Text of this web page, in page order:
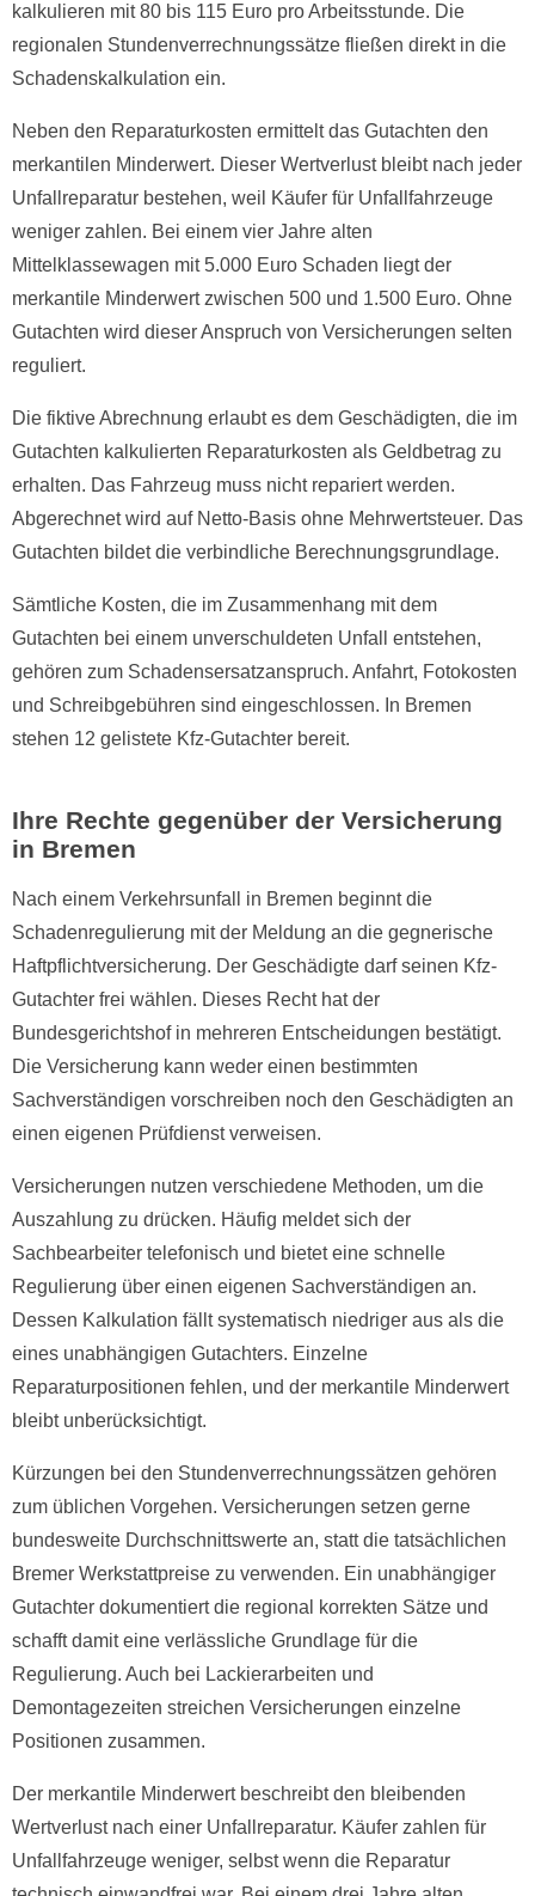
kalkulieren mit 80 bis 115 Euro pro Arbeitsstunde. Die
regionalen Stundenverrechnungssätze fließen direkt in die
Schadenskalkulation ein.
Neben den Reparaturkosten ermittelt das Gutachten den
merkantilen Minderwert. Dieser Wertverlust bleibt nach jeder
Unfallreparatur bestehen, weil Käufer für Unfallfahrzeuge
weniger zahlen. Bei einem vier Jahre alten
Mittelklassewagen mit 5.000 Euro Schaden liegt der
merkantile Minderwert zwischen 500 und 1.500 Euro. Ohne
Gutachten wird dieser Anspruch von Versicherungen selten
reguliert.
Die fiktive Abrechnung erlaubt es dem Geschädigten, die im
Gutachten kalkulierten Reparaturkosten als Geldbetrag zu
erhalten. Das Fahrzeug muss nicht repariert werden.
Abgerechnet wird auf Netto-Basis ohne Mehrwertsteuer. Das
Gutachten bildet die verbindliche Berechnungsgrundlage.
Sämtliche Kosten, die im Zusammenhang mit dem
Gutachten bei einem unverschuldeten Unfall entstehen,
gehören zum Schadensersatzanspruch. Anfahrt, Fotokosten
und Schreibgebühren sind eingeschlossen. In Bremen
stehen 12 gelistete Kfz-Gutachter bereit.
Ihre Rechte gegenüber der Versicherung
in Bremen
Nach einem Verkehrsunfall in Bremen beginnt die
Schadenregulierung mit der Meldung an die gegnerische
Haftpflichtversicherung. Der Geschädigte darf seinen Kfz-
Gutachter frei wählen. Dieses Recht hat der
Bundesgerichtshof in mehreren Entscheidungen bestätigt.
Die Versicherung kann weder einen bestimmten
Sachverständigen vorschreiben noch den Geschädigten an
einen eigenen Prüfdienst verweisen.
Versicherungen nutzen verschiedene Methoden, um die
Auszahlung zu drücken. Häufig meldet sich der
Sachbearbeiter telefonisch und bietet eine schnelle
Regulierung über einen eigenen Sachverständigen an.
Dessen Kalkulation fällt systematisch niedriger aus als die
eines unabhängigen Gutachters. Einzelne
Reparaturpositionen fehlen, und der merkantile Minderwert
bleibt unberücksichtigt.
Kürzungen bei den Stundenverrechnungssätzen gehören
zum üblichen Vorgehen. Versicherungen setzen gerne
bundesweite Durchschnittswerte an, statt die tatsächlichen
Bremer Werkstattpreise zu verwenden. Ein unabhängiger
Gutachter dokumentiert die regional korrekten Sätze und
schafft damit eine verlässliche Grundlage für die
Regulierung. Auch bei Lackierarbeiten und
Demontagezeiten streichen Versicherungen einzelne
Positionen zusammen.
Der merkantile Minderwert beschreibt den bleibenden
Wertverlust nach einer Unfallreparatur. Käufer zahlen für
Unfallfahrzeuge weniger, selbst wenn die Reparatur